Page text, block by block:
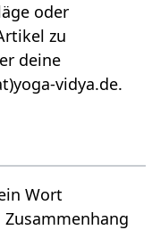
oder
zu
vidya.de.